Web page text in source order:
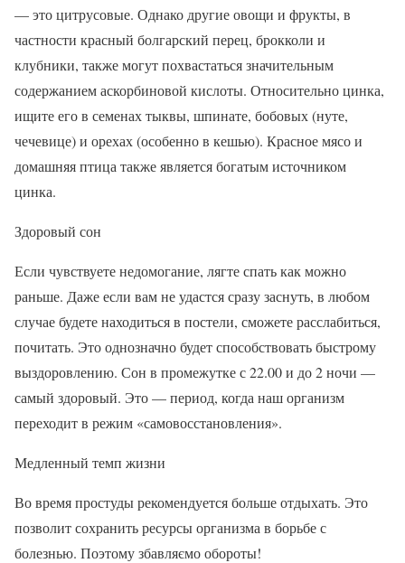
— это цитрусовые. Однако другие овощи и фрукты, в
частности красный болгарский перец, брокколи и
клубники, также могут похвастаться значительным
содержанием аскорбиновой кислоты. Относительно цинка,
ищите его в семенах тыквы, шпинате, бобовых (нуте,
чечевице) и орехах (особенно в кешью). Красное мясо и
домашняя птица также является богатым источником
цинка.
Здоровый сон
Если чувствуете недомогание, лягте спать как можно
раньше. Даже если вам не удастся сразу заснуть, в любом
случае будете находиться в постели, сможете расслабиться,
почитать. Это однозначно будет способствовать быстрому
выздоровлению. Сон в промежутке с 22.00 и до 2 ночи —
самый здоровый. Это — период, когда наш организм
переходит в режим «самовосстановления».
Медленный темп жизни
Во время простуды рекомендуется больше отдыхать. Это
позволит сохранить ресурсы организма в борьбе с
болезнью. Поэтому збавляємо обороты!